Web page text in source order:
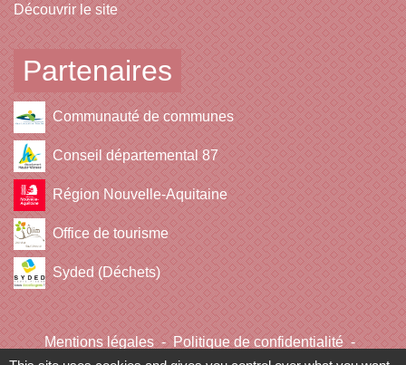
Découvrir le site
Partenaires
Communauté de communes
Conseil départemental 87
Région Nouvelle-Aquitaine
Office de tourisme
Syded (Déchets)
Mentions légales - Politique de confidentialité -